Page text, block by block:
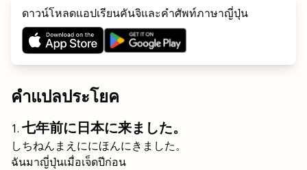
ดาวน์โหลดแอปเรียนคันจิและคำศัพท์ภาษาญี่ปุ่น
คำแปลประโยค
七年前に日本に来ました。
しちねんまえににほんにきました。
ฉันมาญี่ปุ่นเมื่อเจ็ดปีก่อน